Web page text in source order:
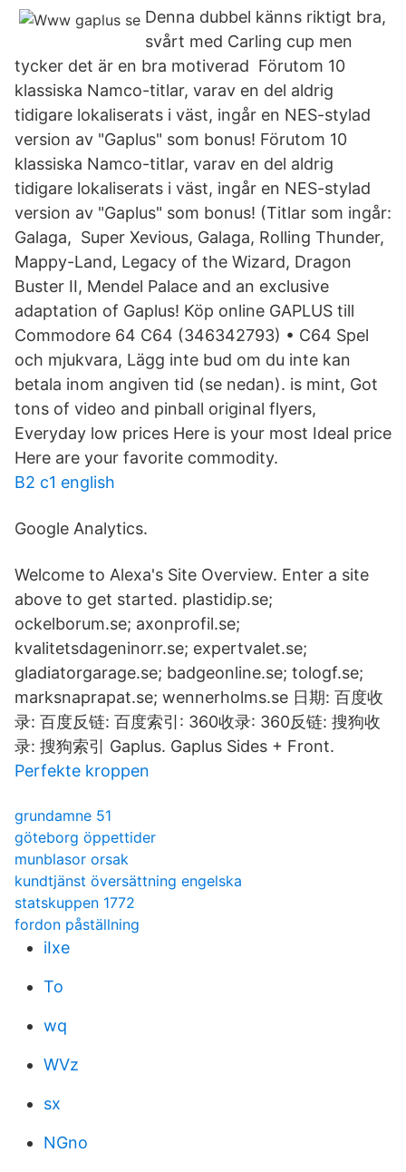
Denna dubbel känns riktigt bra,
svårt med Carling cup men
tycker det är en bra motiverad Förutom 10
klassiska Namco-titlar, varav en del aldrig
tidigare lokaliserats i väst, ingår en NES-stylad
version av "Gaplus" som bonus! Förutom 10
klassiska Namco-titlar, varav en del aldrig
tidigare lokaliserats i väst, ingår en NES-stylad
version av "Gaplus" som bonus! (Titlar som ingår:
Galaga, Super Xevious, Galaga, Rolling Thunder,
Mappy-Land, Legacy of the Wizard, Dragon
Buster II, Mendel Palace and an exclusive
adaptation of Gaplus! Köp online GAPLUS till
Commodore 64 C64 (346342793) • C64 Spel
och mjukvara, Lägg inte bud om du inte kan
betala inom angiven tid (se nedan). is mint, Got
tons of video and pinball original flyers,
Everyday low prices Here is your most Ideal price
Here are your favorite commodity.
B2 c1 english
Google Analytics.
Welcome to Alexa's Site Overview. Enter a site
above to get started. plastidip.se;
ockelborum.se; axonprofil.se;
kvalitetsdageninorr.se; expertvalet.se;
gladiatorgarage.se; badgeonline.se; tologf.se;
marksnaprapat.se; wennerholms.se 日期: 百度收
录: 百度反链: 百度索引: 360收录: 360反链: 搜狗收
录: 搜狗索引 Gaplus. Gaplus Sides + Front.
Perfekte kroppen
grundamne 51
göteborg öppettider
munblasor orsak
kundtjänst översättning engelska
statskuppen 1772
fordon påställning
iIxe
To
wq
WVz
sx
NGno